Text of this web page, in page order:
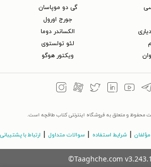
گی دو موپاسان
جورج اورول
الکساندر دوما
لئو تولستوی
ویکتور هوگو
محفوظ و متعلق به فروشگاه اینترنتی کتاب طاقچه است.
شرایط استفاده سوالات متداول ارتباط با پشتیبانی
©Taaghche.com v